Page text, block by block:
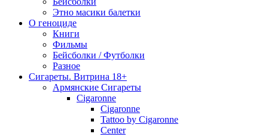
Этно масики балетки
О геноциде
Книги
Фильмы
Бейсболки / Футболки
Разное
Сигареты. Витрина 18+
Армянские Сигареты
Cigaronne
Cigaronne
Tattoo by Cigaronne
Center